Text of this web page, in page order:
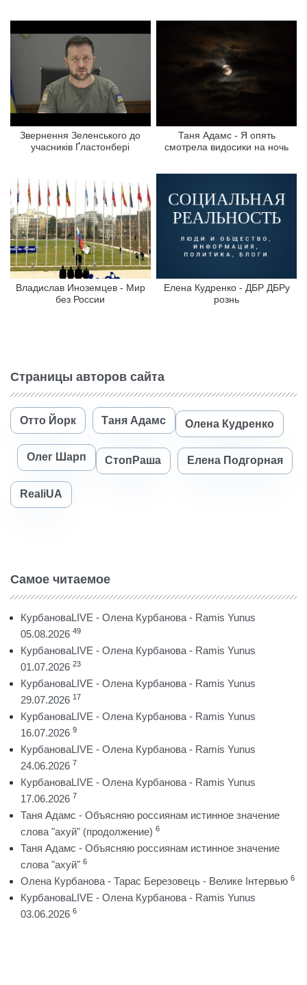
Звернення Зеленського до
учасників Ґластонбері
Таня Адамс - Я опять
смотрела видосики на ночь
Владислав Иноземцев - Мир
без России
Елена Кудренко - ДБР ДБРу
рознь
Страницы авторов сайта
Отто Йорк Таня Адамс Олена Кудренко
Олег Шарп СтопРаша Елена Подгорная
RealiUA
Самое читаемое
КурбановаLIVE - Олена Курбанова - Ramis Yunus
05.08.2026 49
КурбановаLIVE - Олена Курбанова - Ramis Yunus
01.07.2026 23
КурбановаLIVE - Олена Курбанова - Ramis Yunus
29.07.2026 17
КурбановаLIVE - Олена Курбанова - Ramis Yunus
16.07.2026 9
КурбановаLIVE - Олена Курбанова - Ramis Yunus
24.06.2026 7
КурбановаLIVE - Олена Курбанова - Ramis Yunus
17.06.2026 7
Таня Адамс - Объясняю россиянам истинное значение
слова "ахуй" (продолжение) 6
Таня Адамс - Объясняю россиянам истинное значение
слова "ахуй" 6
Олена Курбанова - Тарас Березовець - Велике Інтервью 6
КурбановаLIVE - Олена Курбанова - Ramis Yunus
03.06.2026 6